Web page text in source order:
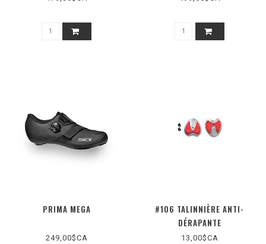
PRIMA MEGA
249,00$CA
#106 TALINNIÈRE ANTI-
DÉRAPANTE
13,00$CA